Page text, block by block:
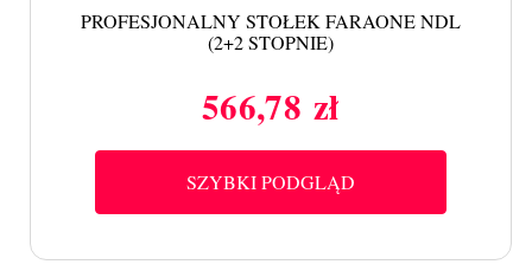
PROFESJONALNY STOŁEK FARAONE NDL
(2+2 STOPNIE)
Cena
566,78 zł
SZYBKI PODGLĄD